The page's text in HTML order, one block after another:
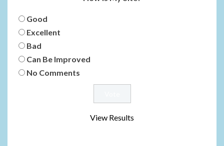
Good
Excellent
Bad
Can Be Improved
No Comments
View Results